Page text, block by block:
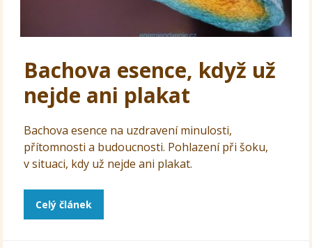
Bachova esence, když už
nejde ani plakat
Bachova esence na uzdravení minulosti,
přítomnosti a budoucnosti. Pohlazení při šoku,
v situaci, kdy už nejde ani plakat.
Celý článek